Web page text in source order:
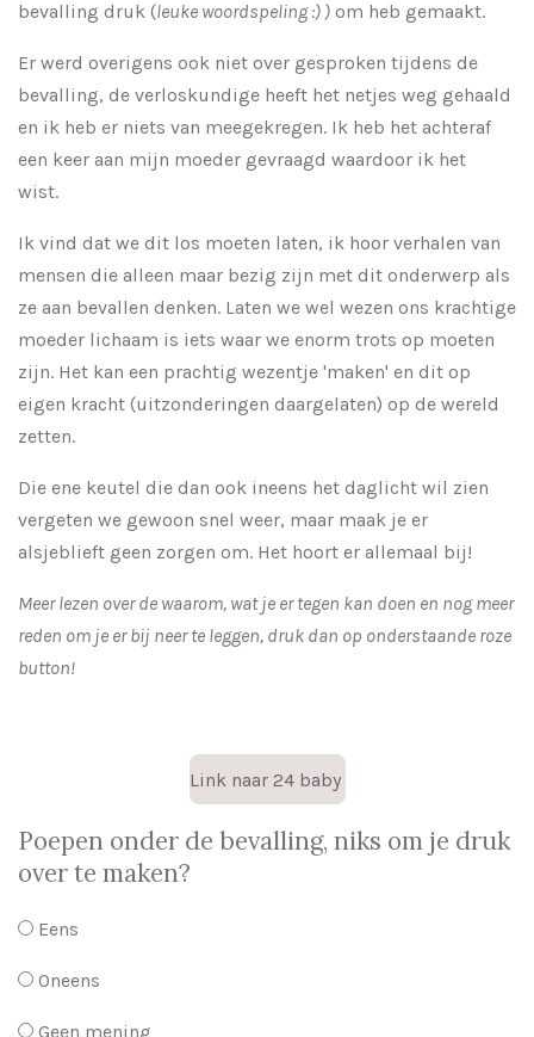
bevalling druk (leuke woordspeling :) ) om heb gemaakt.
Er werd overigens ook niet over gesproken tijdens de
bevalling, de verloskundige heeft het netjes weg gehaald
en ik heb er niets van meegekregen. Ik heb het achteraf
een keer aan mijn moeder gevraagd waardoor ik het
wist.
Ik vind dat we dit los moeten laten, ik hoor verhalen van
mensen die alleen maar bezig zijn met dit onderwerp als
ze aan bevallen denken. Laten we wel wezen ons krachtige
moeder lichaam is iets waar we enorm trots op moeten
zijn. Het kan een prachtig wezentje 'maken' en dit op
eigen kracht (uitzonderingen daargelaten) op de wereld
zetten.
Die ene keutel die dan ook ineens het daglicht wil zien
vergeten we gewoon snel weer, maar maak je er
alsjeblieft geen zorgen om. Het hoort er allemaal bij!
Meer lezen over de waarom, wat je er tegen kan doen en nog meer
reden om je er bij neer te leggen, druk dan op onderstaande roze
button!
Link naar 24 baby
Poepen onder de bevalling, niks om je druk
over te maken?
Eens
Oneens
Geen mening